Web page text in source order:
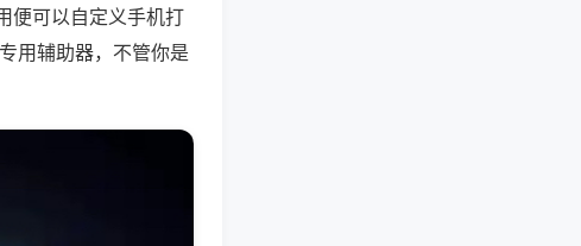
便可以自定义手机打
用辅助器，不管你是